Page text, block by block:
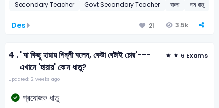
Secondary Teacher Govt Secondary Teacher বাংলা নাম ধাতু
Des 21 3.5k
4 .' যা কিছু হারায় গিন্নী বলেন, কেষ্টা বেটাই চোর'---
এখানে 'হারায়' কোন ধাতু?
6 Exams
Updated: 2 weeks ago
প্রযোজক ধাতু